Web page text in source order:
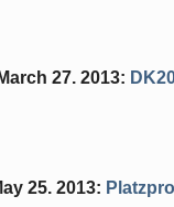
27. 2013:
25. 2013: